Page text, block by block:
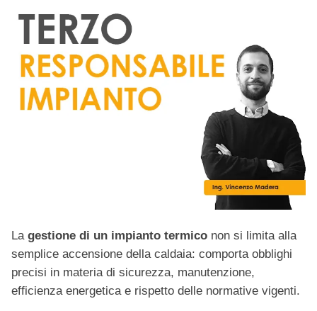
La gestione di un impianto termico non si limita alla
semplice accensione della caldaia: comporta obblighi
precisi in materia di sicurezza, manutenzione,
efficienza energetica e rispetto delle normative vigenti.